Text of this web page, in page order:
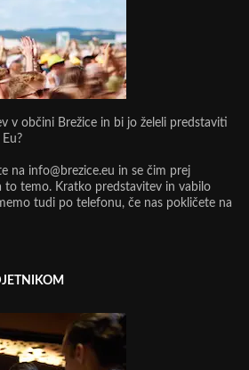
v občini Brežice in bi jo želeli predstaviti
na info@brezice.eu in se čim prej
to temo. Kratko predstavitev in vabilo
tudi po telefonu, če nas pokličete na